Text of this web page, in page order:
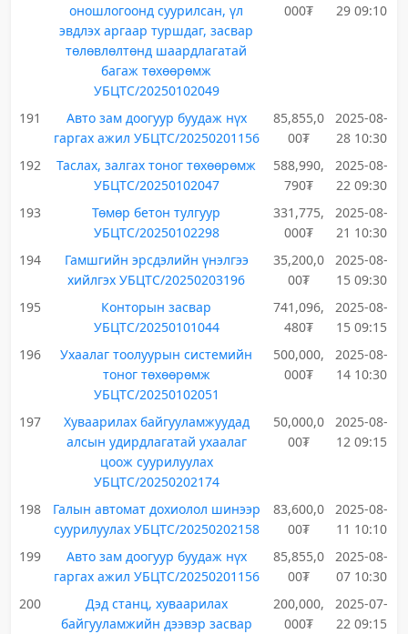
оношлогоонд суурилсан, үл
эвдлэх аргаар туршдаг, засвар
төлөвлөлтөнд шаардлагатай
багаж төхөөрөмж
УБЦТС/20250102049
000₮
29 09:10
191
Авто зам доогуур буудаж нүх
гаргах ажил УБЦТС/20250201156
85,855,0
00₮
2025-08-
28 10:30
192
Таслах, залгах тоног төхөөрөмж
УБЦТС/20250102047
588,990,
790₮
2025-08-
22 09:30
193
Төмөр бетон тулгуур
УБЦТС/20250102298
331,775,
000₮
2025-08-
21 10:30
194
Гамшгийн эрсдэлийн үнэлгээ
хийлгэх УБЦТС/20250203196
35,200,0
00₮
2025-08-
15 09:30
195
Конторын засвар
УБЦТС/20250101044
741,096,
480₮
2025-08-
15 09:15
196
Ухаалаг тоолуурын системийн
тоног төхөөрөмж
УБЦТС/20250102051
500,000,
000₮
2025-08-
14 10:30
197
Хуваарилах байгууламжуудад
алсын удирдлагатай ухаалаг
цоож суурилуулах
УБЦТС/20250202174
50,000,0
00₮
2025-08-
12 09:15
198
Галын автомат дохиолол шинээр
суурилуулах УБЦТС/20250202158
83,600,0
00₮
2025-08-
11 10:10
199
Авто зам доогуур буудаж нүх
гаргах ажил УБЦТС/20250201156
85,855,0
00₮
2025-08-
07 10:30
200
Дэд станц, хуваарилах
байгууламжийн дээвэр засвар
200,000,
000₮
2025-07-
22 09:15